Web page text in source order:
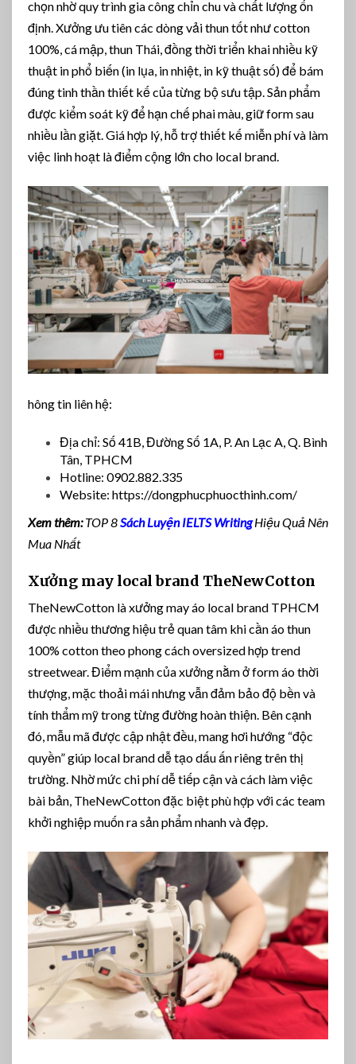
chọn nhờ quy trình gia công chỉn chu và chất lượng ổn
định. Xưởng ưu tiên các dòng vải thun tốt như cotton
100%, cá mập, thun Thái, đồng thời triển khai nhiều kỹ
thuật in phổ biến (in lụa, in nhiệt, in kỹ thuật số) để bám
đúng tinh thần thiết kế của từng bộ sưu tập. Sản phẩm
được kiểm soát kỹ để hạn chế phai màu, giữ form sau
nhiều lần giặt. Giá hợp lý, hỗ trợ thiết kế miễn phí và làm
việc linh hoạt là điểm cộng lớn cho local brand.
hông tin liên hệ:
Địa chỉ: Số 41B, Đường Số 1A, P. An Lạc A, Q. Bình
Tân, TPHCM
Hotline: 0902.882.335
Website: https://dongphucphuocthinh.com/
Xem thêm:TOP 8Sách Luyện IELTS WritingHiệu Quả Nên
Mua Nhất
Xưởng may local brand TheNewCotton
TheNewCotton là xưởng may áo local brand TPHCM
được nhiều thương hiệu trẻ quan tâm khi cần áo thun
100% cotton theo phong cách oversized hợp trend
streetwear. Điểm mạnh của xưởng nằm ở form áo thời
thượng, mặc thoải mái nhưng vẫn đảm bảo độ bền và
tính thẩm mỹ trong từng đường hoàn thiện. Bên cạnh
đó, mẫu mã được cập nhật đều, mang hơi hướng “độc
quyền” giúp local brand dễ tạo dấu ấn riêng trên thị
trường. Nhờ mức chi phí dễ tiếp cận và cách làm việc
bài bản, TheNewCotton đặc biệt phù hợp với các team
khởi nghiệp muốn ra sản phẩm nhanh và đẹp.